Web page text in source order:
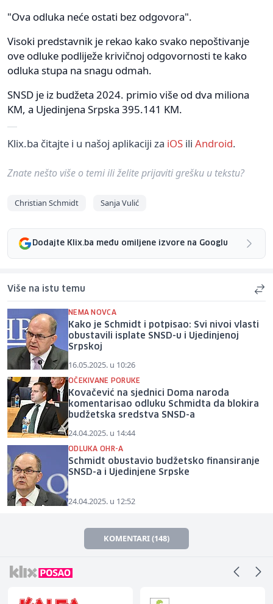
"Ova odluka neće ostati bez odgovora".
Visoki predstavnik je rekao kako svako nepoštivanje
ove odluke podliježe krivičnoj odgovornosti te kako
odluka stupa na snagu odmah.
SNSD je iz budžeta 2024. primio više od dva miliona
KM, a Ujedinjena Srpska 395.141 KM.
Klix.ba čitajte i u našoj aplikaciji za iOS ili Android.
Znate nešto više o temi ili želite prijaviti grešku u tekstu?
Christian Schmidt Sanja Vulić
Dodajte Klix.ba među omiljene izvore na Googlu
Više na istu temu
NEMA NOVCA
Kako je Schmidt i potpisao: Svi nivoi vlasti
obustavili isplate SNSD-u i Ujedinjenoj
Srpskoj
16.05.2025. u 10:26
OČEKIVANE PORUKE
Kovačević na sjednici Doma naroda
komentarisao odluku Schmidta da blokira
budžetska sredstva SNSD-a
24.04.2025. u 14:44
ODLUKA OHR-A
Schmidt obustavio budžetsko finansiranje
SNSD-a i Ujedinjene Srpske
24.04.2025. u 12:52
KOMENTARI (148)